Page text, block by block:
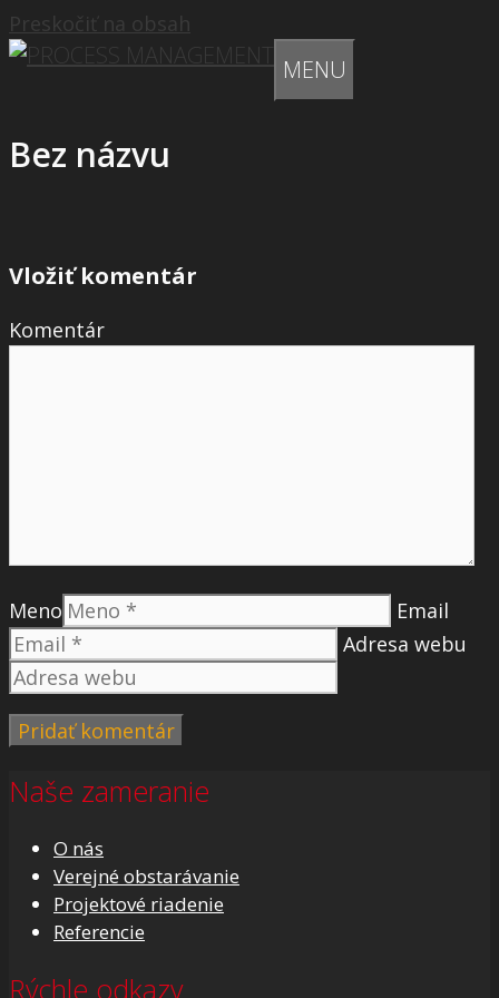
Preskočiť na obsah
MENU
Bez názvu
Vložiť komentár
Komentár
Meno
Email
Adresa webu
Naše zameranie
O nás
Verejné obstarávanie
Projektové riadenie
Referencie
Rýchle odkazy